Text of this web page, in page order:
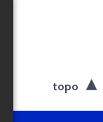
topo